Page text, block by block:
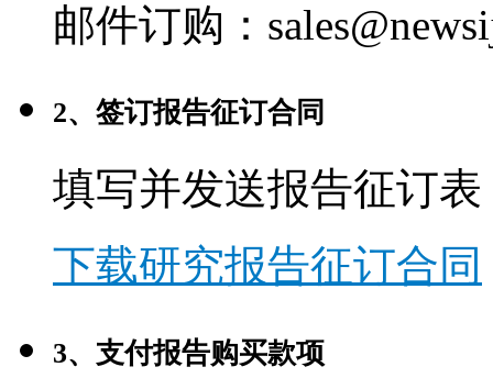
邮件订购：
2、签订报告征订合同
填写并发送报告征订表
下载研究报告征订合同
3、支付报告购买款项